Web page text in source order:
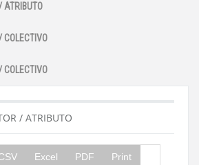
ATRIBUTO
COLECTIVO
COLECTIVO
/ ATRIBUTO
Excel PDF Print